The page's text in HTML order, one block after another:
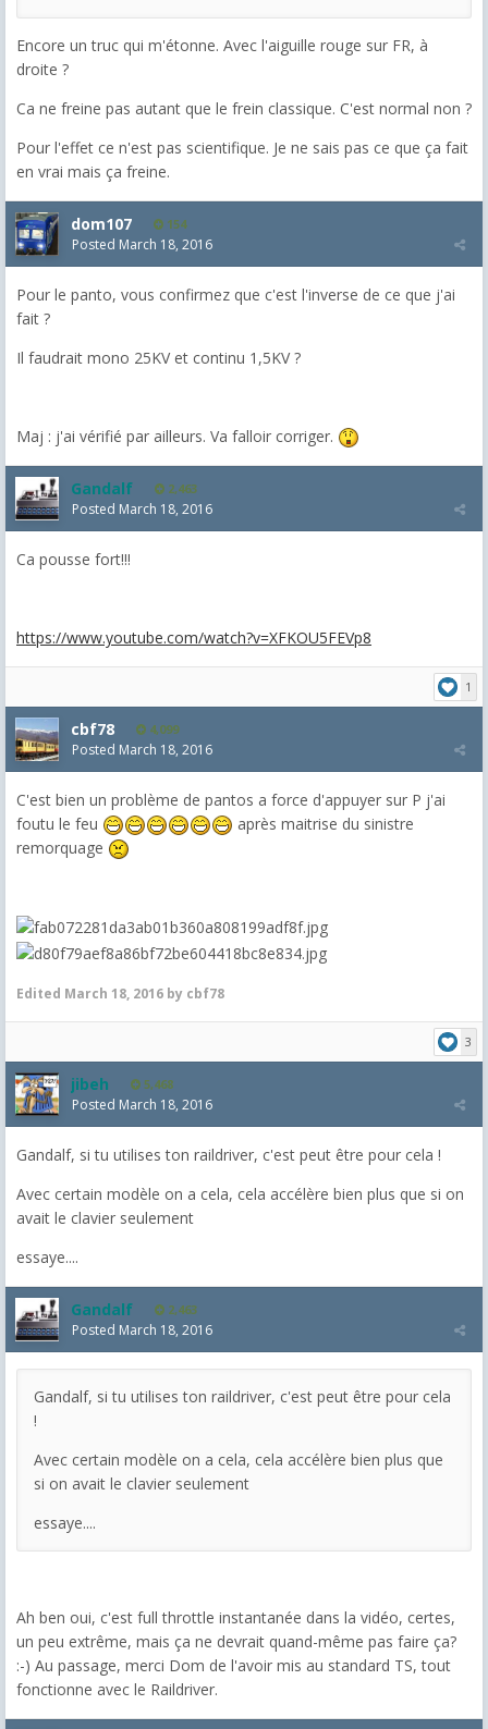
Encore un truc qui m'étonne. Avec l'aiguille rouge sur FR, à
droite ?
Ca ne freine pas autant que le frein classique. C'est normal non ?
Pour l'effet ce n'est pas scientifique. Je ne sais pas ce que ça fait
en vrai mais ça freine.
dom107 154
Posted March 18, 2016
Pour le panto, vous confirmez que c'est l'inverse de ce que j'ai
fait ?
Il faudrait mono 25KV et continu 1,5KV ?
Maj : j'ai vérifié par ailleurs. Va falloir corriger.
Gandalf 2,463
Posted March 18, 2016
Ca pousse fort!!!
https://www.youtube.com/watch?v=XFKOU5FEVp8
1
cbf78 4,099
Posted March 18, 2016
C'est bien un problème de pantos a force d'appuyer sur P j'ai
foutu le feu
après maitrise du sinistre
remorquage
Edited March 18, 2016 by cbf78
3
jibeh 5,468
Posted March 18, 2016
Gandalf, si tu utilises ton raildriver, c'est peut être pour cela !
Avec certain modèle on a cela, cela accélère bien plus que si on
avait le clavier seulement
essaye....
Gandalf 2,463
Posted March 18, 2016
Gandalf, si tu utilises ton raildriver, c'est peut être pour cela
!
Avec certain modèle on a cela, cela accélère bien plus que
si on avait le clavier seulement
essaye....
Ah ben oui, c'est full throttle instantanée dans la vidéo, certes,
un peu extrême, mais ça ne devrait quand-même pas faire ça?
:-) Au passage, merci Dom de l'avoir mis au standard TS, tout
fonctionne avec le Raildriver.